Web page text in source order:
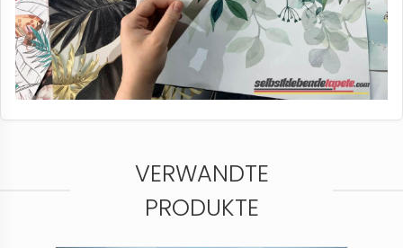
VERWANDTE
PRODUKTE